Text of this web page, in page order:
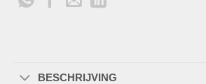
BESCHRIJVING